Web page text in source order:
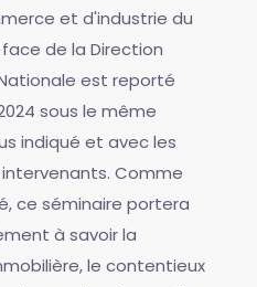
et d'industrie du
de la Direction
est reporté
sous le même
indiqué et avec les
Comme
ce séminaire portera
à savoir la
le contentieux